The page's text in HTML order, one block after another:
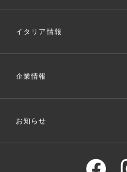
イタリア情報
企業情報
お知らせ